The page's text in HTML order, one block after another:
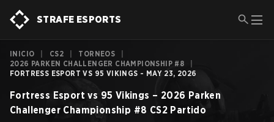
STRAFE ESPORTS
INICIO CS2 TORNEOS
2026 PARKEN CHALLENGER CHAMPIONSHIP #8
FORTRESS ESPORT VS 95 VIKINGS - MAY 23, 2026
Fortress Esport vs 95 Vikings – 2026 Parken
Challenger Championship #8 CS2 Partido